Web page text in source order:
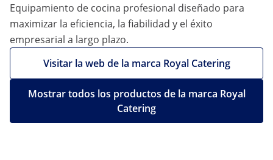
Equipamiento de cocina profesional diseñado para
maximizar la eficiencia, la fiabilidad y el éxito
empresarial a largo plazo.
Visitar la web de la marca Royal Catering
Mostrar todos los productos de la marca Royal
Catering